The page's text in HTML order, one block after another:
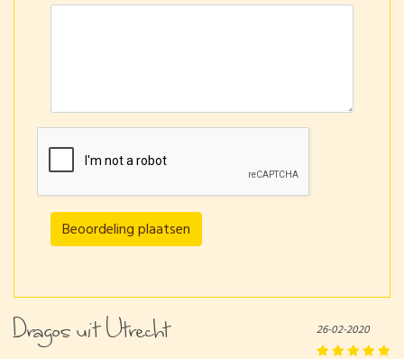
Beoordeling plaatsen
Dragos uit Utrecht 26-02-2020